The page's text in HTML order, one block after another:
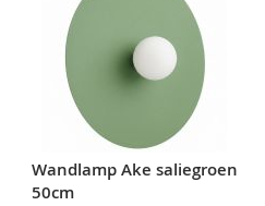
Wandlamp Ake saliegroen
50cm